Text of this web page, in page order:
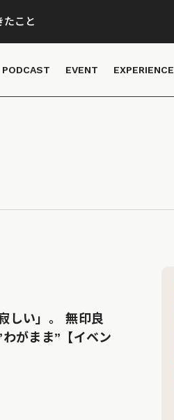
たこと
PODCAST EVENT EXPERIENCE
しい」。 無印良
がまま”【イベン